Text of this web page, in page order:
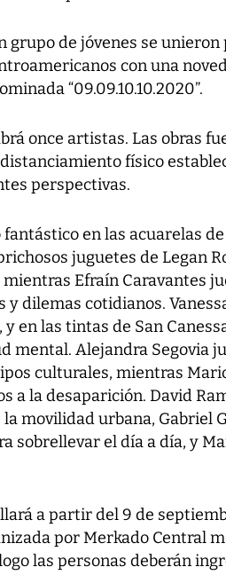
grupo de jóvenes se
con una
“09.09.10.10.2020”.
once artistas. Las obras
físico
perspectivas.
en las acuarelas de
juguetes de Legan
Efraín Caravantes
y dilemas cotidianos.
en las tintas de San
mental. Alejandra Segovia
culturales, mientras
a la desaparición. David
movilidad urbana, Gabriel
sobrellevar el día a día, y
a partir del 9 de
por Merkado Central
las personas deberán